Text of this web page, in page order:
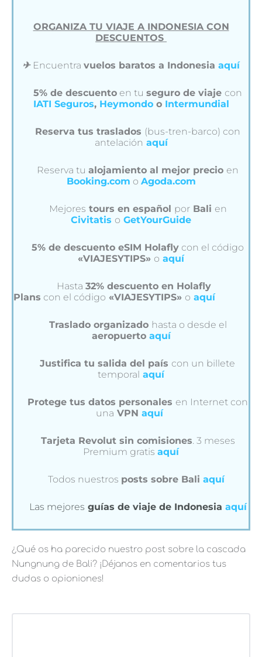
ORGANIZA TU VIAJE A INDONESIA CON
DESCUENTOS
✈︎ Encuentra vuelos baratos a Indonesia aquí
5% de descuento en tuseguro de viaje con
IATI Seguros, Heymondoo Intermundial
Reserva tus traslados (bus-tren-barco) con
antelación aquí
Reserva tu alojamiento al mejor precio en
Booking.com o Agoda.com
Mejores tours en español porBali en
Civitatis o GetYourGuide
5% de descuento eSIM Holafly con el código
«VIAJESYTIPS» o aquí
Hasta32% descuento en Holafly
Plans con el código «VIAJESYTIPS» o aquí
Traslado organizado hasta o desde el
aeropuerto aquí
Justifica tu salida del país con un billete
temporal aquí
Protege tus datos personales en Internet con
una VPN aquí
Tarjeta Revolut sin comisiones . 3 meses
Premium gratis aquí
Todos nuestros posts sobre Baliaquí
Las mejores guías de viaje de Indonesia aquí
¿Qué os ha parecido nuestro post sobre la cascada
Nungnung de Bali? ¡Déjanos en comentarios tus
dudas o opioniones!